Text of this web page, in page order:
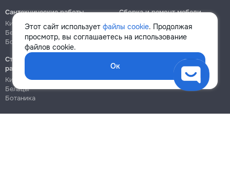
Этот сайт использует файлы cookie. Продолжая
просмотр, вы соглашаетесь на использование
файлов cookie.
Ок
Сантехнические работы
Кишинёв
Бельцы
Ботаника
Сборка и ремонт мебели
Кишинёв
Ботаника
Строительно-монтажные
работы
Кишинёв
Бельцы
Ботаника